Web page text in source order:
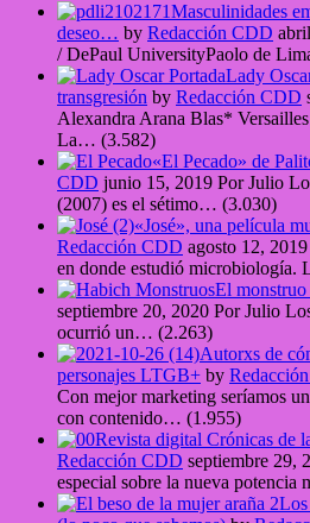
Masculinidades
deseo… by Redacción CDD
/ DePaul UniversityPaolo de
Lady
transgresión by Redacción CDD
Alexandra Arana Blas*
La… (3.582)
«El Pecado» de
CDD junio 15, 2019 Por Julio
(2007) es el sétimo… (3.030)
«José», una película
Redacción CDD agosto 12, 2019
en donde estudió microbiología.
El monstruo
septiembre 20, 2020 Por Julio
ocurrió un… (2.263)
Autorxs de
personajes LTGB+ by
Con mejor marketing seríamos
con contenido… (1.955)
Revista digital Crónicas de
Redacción CDD septiembre 29,
especial sobre la nueva
Los